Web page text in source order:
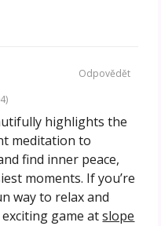
highlights the
meditation to
find inner peace,
moments. If you’re
way to relax and
game atslope
Odpovědět